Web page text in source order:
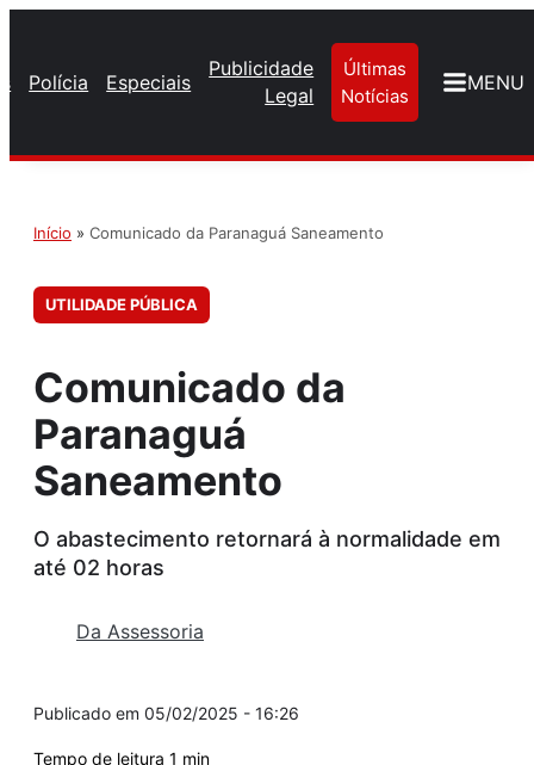
Polícia Especiais
Publicidade
Legal
Últimas
Notícias
MENU
Início » Comunicado da Paranaguá Saneamento
UTILIDADE PÚBLICA
Comunicado da
Paranaguá
Saneamento
O abastecimento retornará à normalidade em
até 02 horas
Da Assessoria
05/02/2025 - 16:26